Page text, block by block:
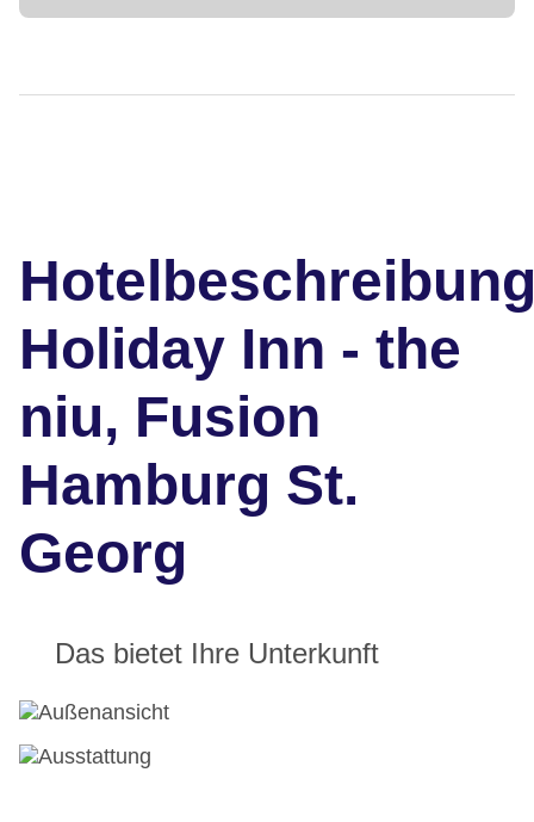
Holiday Inn - the
niu, Fusion
Hamburg St.
Georg
Das bietet Ihre Unterkunft